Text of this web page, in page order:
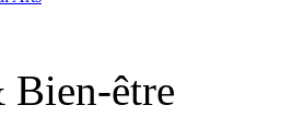
Bien-être